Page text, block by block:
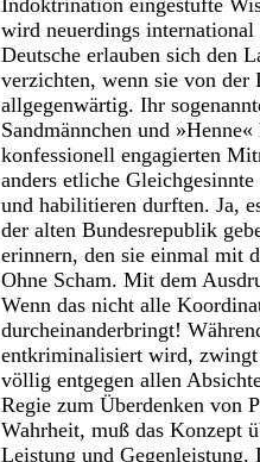
Indoktrination eingestufte
wird neuerdings
Deutsche erlauben sich den
verzichten, wenn sie von der
allgegenwärtig. Ihr
Sandmännchen und
konfessionell engagierten
anders etliche
und habilitieren durften. Ja,
der alten Bundesrepublik
erinnern, den sie einmal mit
Ohne Scham. Mit dem
Wenn das nicht alle
durcheinanderbringt!
entkriminalisiert wird,
völlig entgegen allen
Regie zum Überdenken von
Wahrheit, muß das Konzept
Leistung und